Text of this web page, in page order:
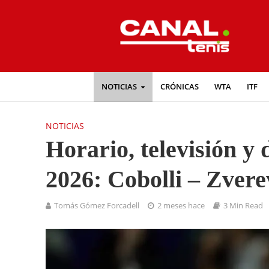
NOTICIAS CRÓNICAS WTA ITF
NOTICIAS
Horario, televisión y
2026: Cobolli –
Tomás Gómez Forcadell 2 meses hace 3 Min Read